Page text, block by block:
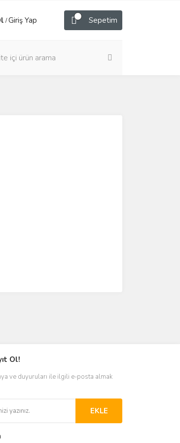
/Giriş Yap Sepetim
Ol!
ve duyuruları ile ilgili e-posta almak
EKLE